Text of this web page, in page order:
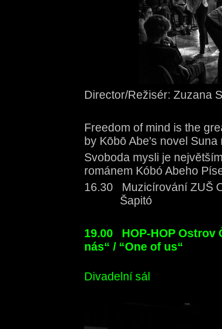
Director/Režisér: Zuzana
Freedom of mind is the
by Kōbō Abe's novel
Svoboda mysli je
románem Kóbó Abeho
16.30
Šapitó
19.00 HOP-HOP
nás“ / “One of us“
Divadelní sál